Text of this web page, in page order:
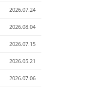
2026.07.24
2026.08.04
2026.07.15
2026.05.21
2026.07.06